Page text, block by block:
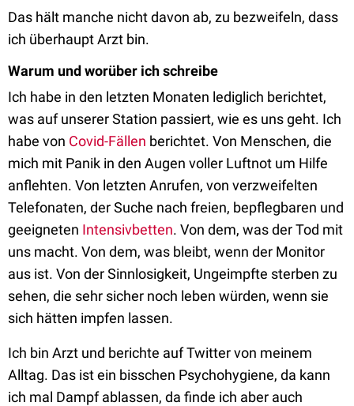
Das hält manche nicht davon ab, zu bezweifeln, dass
ich überhaupt Arzt bin.
Warum und worüber ich schreibe
Ich habe in den letzten Monaten lediglich berichtet,
was auf unserer Station passiert, wie es uns geht. Ich
habe von Covid-Fällen berichtet. Von Menschen, die
mich mit Panik in den Augen voller Luftnot um Hilfe
anflehten. Von letzten Anrufen, von verzweifelten
Telefonaten, der Suche nach freien, bepflegbaren und
geeigneten Intensivbetten. Von dem, was der Tod mit
uns macht. Von dem, was bleibt, wenn der Monitor
aus ist. Von der Sinnlosigkeit, Ungeimpfte sterben zu
sehen, die sehr sicher noch leben würden, wenn sie
sich hätten impfen lassen.
Ich bin Arzt und berichte auf Twitter von meinem
Alltag. Das ist ein bisschen Psychohygiene, da kann
ich mal Dampf ablassen, da finde ich aber auch